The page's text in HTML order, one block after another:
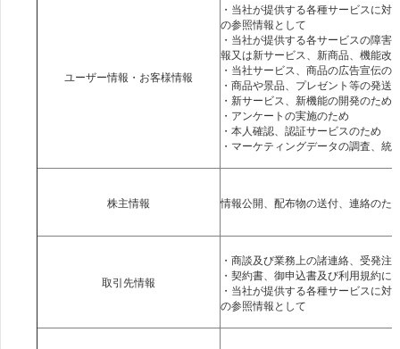
ユーザー情報・お客様情報
・当社が提供する各種サービスに
の参照情報として
・当社が提供する各サービスの障
報又は新サービス、新商品、機能改
・当社サービス、商品の広告宣伝の
・商品や景品、プレゼント等の発送
・新サービス、新機能の開発のため
・アンケートの実施のため
・本人確認、認証サービスのため
・マーケティングデータの調査、統
・商談及び業務上の諸連絡、受発注
・契約書、御申込書及び利用規約
・当社が提供する各種サービスに
の参照情報として